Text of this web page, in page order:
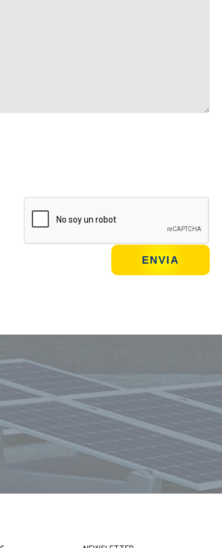
Mantente siempre informado